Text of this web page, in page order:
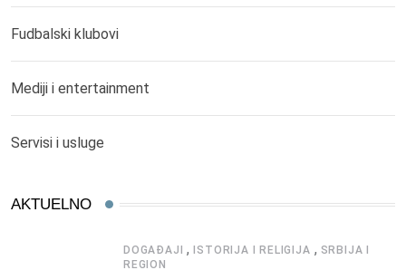
Fudbalski klubovi
Mediji i entertainment
Servisi i usluge
AKTUELNO
DOGAĐAJI , ISTORIJA I RELIGIJA , SRBIJA I
REGION